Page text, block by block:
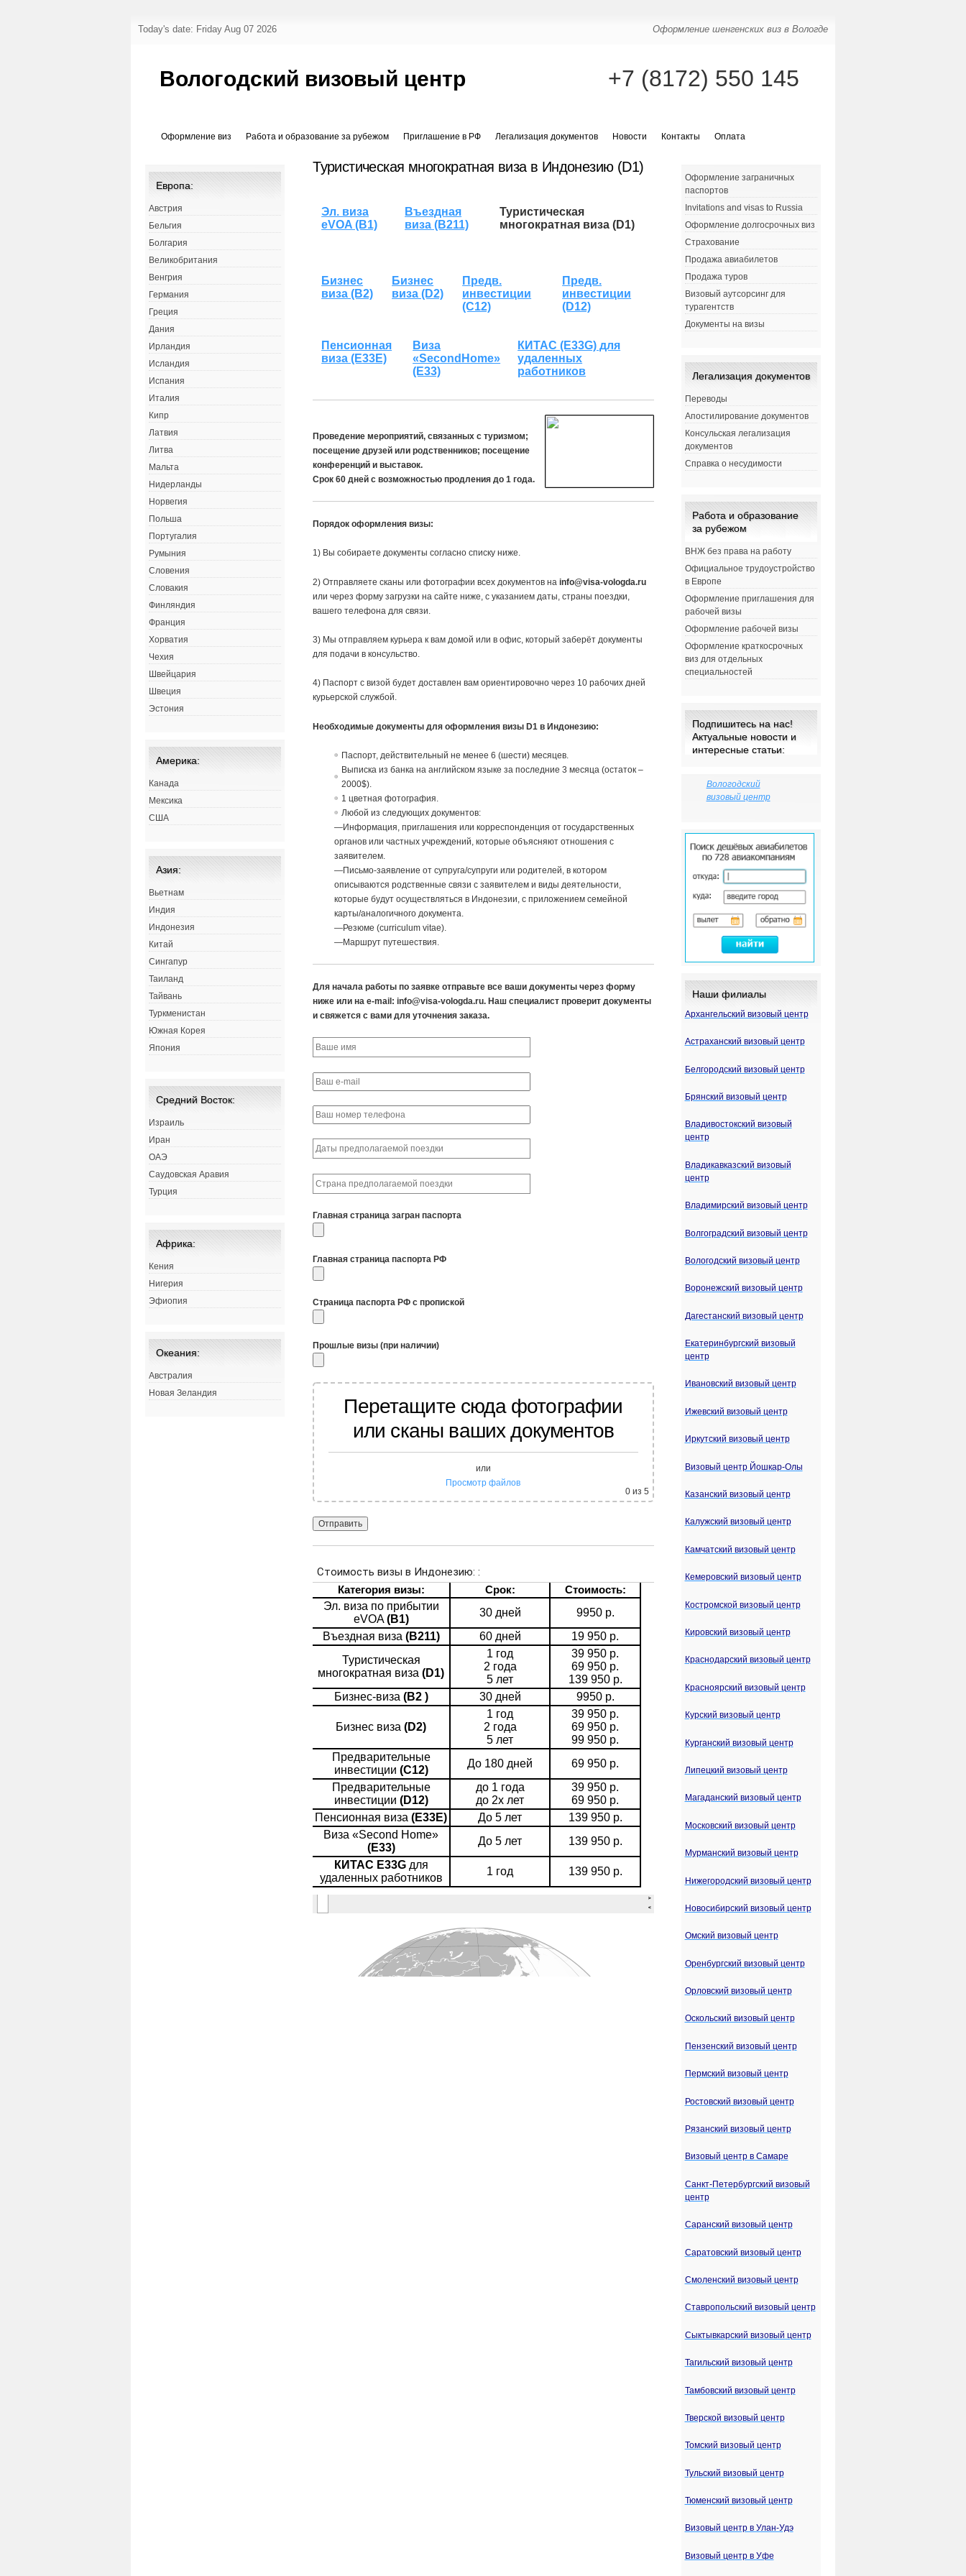
Оформление шенгенских виз в Вологде
Today's date: Friday Aug 07 2026
Вологодский визовый центр +7 (8172) 550 145
Оформление виз Работа и образование за рубежом Приглашение в РФ Легализация документов Новости Контакты Оплата
Туристическая многократная виза в Индонезию (D1)
Эл. виза
eVOA (B1)
Въездная
виза (B211)
Туристическая
многократная виза (D1)
Бизнес
виза (B2)
Бизнес
виза (D2)
Предв.
инвестиции
(C12)
Предв.
инвестиции
(D12)
Пенсионная
виза (Е33Е)
Виза
«SecondHome»
(Е33)
КИТАС (E33G) для
удаленных
работников
Проведение мероприятий, связанных с туризмом;
посещение друзей или родственников; посещение
конференций и выставок.
Срок 60 дней с возможностью продления до 1 года.
Порядок оформления визы:
1) Вы собираете документы согласно списку ниже.
2) Отправляете сканы или фотографии всех документов наinfo@visa-vologda.ru
или через форму загрузки на сайте ниже, с указанием даты, страны поездки,
вашего телефона для связи.
3) Мы отправляем курьера к вам домой или в офис, который заберёт документы
для подачи в консульство.
4) Паспорт с визой будет доставлен вам ориентировочно через 10 рабочих дней
курьерской службой.
Необходимые документы для оформления визы D1 в Индонезию:
Паспорт, действительный не менее 6 (шести) месяцев.
Выписка из банка на английском языке за последние 3 месяца (остаток –
2000$).
1 цветная фотография.
Любой из следующих документов:
—Информация, приглашения или корреспонденция от государственных
органов или частных учреждений, которые объясняют отношения с
заявителем.
—Письмо-заявление от супруга/супруги или родителей, в котором
описываются родственные связи с заявителем и виды деятельности,
которые будут осуществляться в Индонезии, с приложением семейной
карты/аналогичного документа.
—Резюме (curriculum vitae).
—Маршрут путешествия.
Для начала работы по заявке отправьте все ваши документы через форму
ниже или на e-mail: info@visa-vologda.ru. Наш специалист проверит документы
и свяжется с вами для уточнения заказа.
Главная страница загран паспорта
Главная страница паспорта РФ
Страница паспорта РФ с пропиской
Прошлые визы (при наличии)
Перетащите сюда фотографии
или сканы ваших документов
или
Просмотр файлов
0из 5
Европа:
Австрия
Бельгия
Болгария
Великобритания
Венгрия
Германия
Греция
Дания
Ирландия
Исландия
Испания
Италия
Кипр
Латвия
Литва
Мальта
Нидерланды
Норвегия
Польша
Португалия
Румыния
Словения
Словакия
Финляндия
Франция
Хорватия
Чехия
Швейцария
Швеция
Эстония
Америка:
Канада
Мексика
США
Азия:
Вьетнам
Индия
Индонезия
Китай
Сингапур
Таиланд
Тайвань
Туркменистан
Южная Корея
Япония
Средний Восток:
Израиль
Иран
ОАЭ
Саудовская Аравия
Турция
Африка:
Кения
Нигерия
Эфиопия
Океания:
Австралия
Новая Зеландия
Оформление заграничных
паспортов
Invitations and visas to Russia
Оформление долгосрочных виз
Страхование
Продажа авиабилетов
Продажа туров
Визовый аутсорсинг для
турагентств
Документы на визы
Легализация документов
Переводы
Апостилирование документов
Консульская легализация
документов
Справка о несудимости
Работа и образование
за рубежом
ВНЖ без права на работу
Официальное трудоустройство
в Европе
Оформление приглашения для
рабочей визы
Оформление рабочей визы
Оформление краткосрочных
виз для отдельных
специальностей
Подпишитесь на нас!
Актуальные новости и
интересные статьи:
Вологодский
визовый центр
Наши филиалы
Архангельский визовый центр
Астраханский визовый центр
Белгородский визовый центр
Брянский визовый центр
Владивостокский визовый
центр
Владикавказский визовый
центр
Владимирский визовый центр
Волгоградский визовый центр
Вологодский визовый центр
Воронежский визовый центр
Дагестанский визовый центр
Екатеринбургский визовый
центр
Ивановский визовый центр
Ижевский визовый центр
Иркутский визовый центр
Визовый центр Йошкар-Олы
Казанский визовый центр
Калужский визовый центр
Камчатский визовый центр
Кемеровский визовый центр
Костромской визовый центр
Кировский визовый центр
Краснодарский визовый центр
Красноярский визовый центр
Курский визовый центр
Курганский визовый центр
Липецкий визовый центр
Магаданский визовый центр
Московский визовый центр
Мурманский визовый центр
Нижегородский визовый центр
Новосибирский визовый центр
Омский визовый центр
Оренбургский визовый центр
Орловский визовый центр
Оскольский визовый центр
Пензенский визовый центр
Пермский визовый центр
Ростовский визовый центр
Рязанский визовый центр
Визовый центр в Самаре
Санкт-Петербургский визовый
центр
Саранский визовый центр
Саратовский визовый центр
Смоленский визовый центр
Ставропольский визовый центр
Сыктывкарский визовый центр
Тагильский визовый центр
Тамбовский визовый центр
Тверской визовый центр
Томский визовый центр
Тульский визовый центр
Тюменский визовый центр
Визовый центр в Улан-Удэ
Визовый центр в Уфе